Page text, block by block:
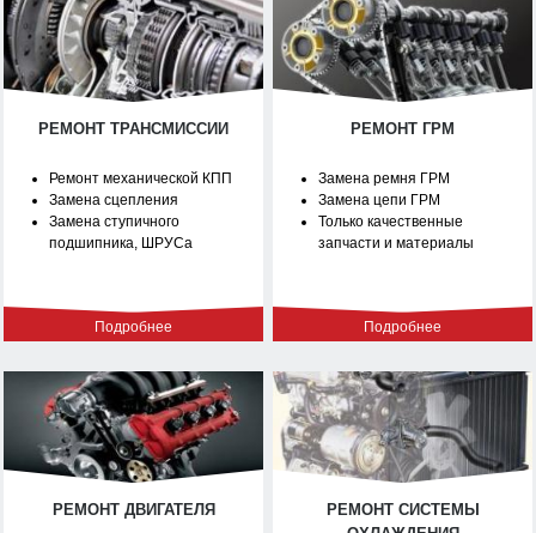
РЕМОНТ ТРАНСМИССИИ
Ремонт механической КПП
Замена сцепления
Замена ступичного
подшипника, ШРУСа
Подробнее
РЕМОНТ ГРМ
Замена ремня ГРМ
Замена цепи ГРМ
Только качественные
запчасти и материалы
Подробнее
РЕМОНТ ДВИГАТЕЛЯ
РЕМОНТ СИСТЕМЫ